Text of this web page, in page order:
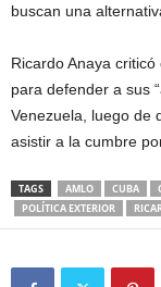
buscan una
Ricardo Anaya criticó
para defender a sus
Venezuela, luego de
asistir a la cumbre
TAGS AMLO CUBA
POLÍTICA EXTERIOR